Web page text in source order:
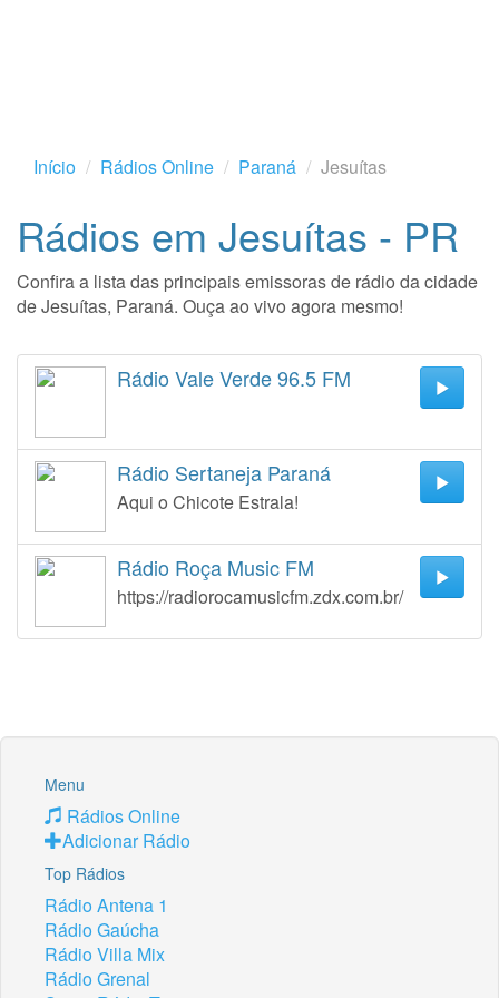
Início Rádios Online Paraná Jesuítas
Rádios em Jesuítas - PR
Confira a lista das principais emissoras de rádio da cidade
de Jesuítas, Paraná. Ouça ao vivo agora mesmo!
Rádio Vale Verde 96.5 FM
Rádio Sertaneja Paraná
Aqui o Chicote Estrala!
Rádio Roça Music FM
https://radiorocamusicfm.zdx.com.br/
Menu
Rádios Online
Adicionar Rádio
Top Rádios
Rádio Antena 1
Rádio Gaúcha
Rádio Villa Mix
Rádio Grenal